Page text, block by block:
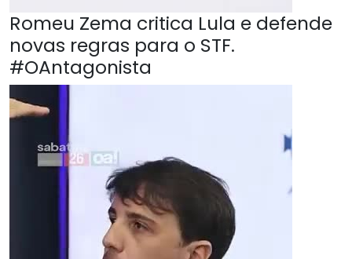
Romeu Zema critica Lula e defende
novas regras para o STF.
#OAntagonista